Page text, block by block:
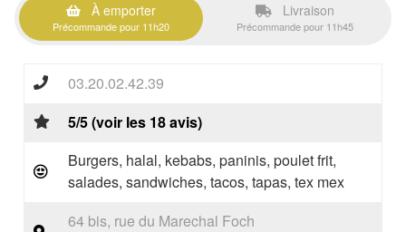
À emporter
Précommande pour 11h20
Livraison
Précommande pour 11h45
03.20.02.42.39
5/5 (voir les 18 avis)
Burgers, halal, kebabs, paninis, poulet frit,
salades, sandwiches, tacos, tapas, tex mex
64 bis, rue du Marechal Foch